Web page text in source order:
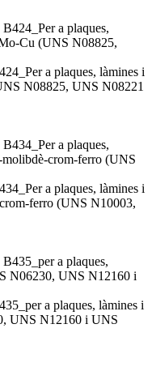
a plaques, làmines i
N08825, UNS N08221
a plaques, làmines i
ferro (UNS N10003,
a plaques, làmines i
UNS N12160 i UNS